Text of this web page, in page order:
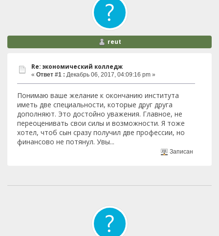
reut
Re: экономический колледж
« Ответ #1 : Декабрь 06, 2017, 04:09:16 pm »
Понимаю ваше желание к окончанию института
иметь две специальности, которые друг друга
дополняют. Это достойно уважения. Главное, не
переоценивать свои силы и возможности. Я тоже
хотел, чтоб сын сразу получил две профессии, но
финансово не потянул. Увы...
Записан